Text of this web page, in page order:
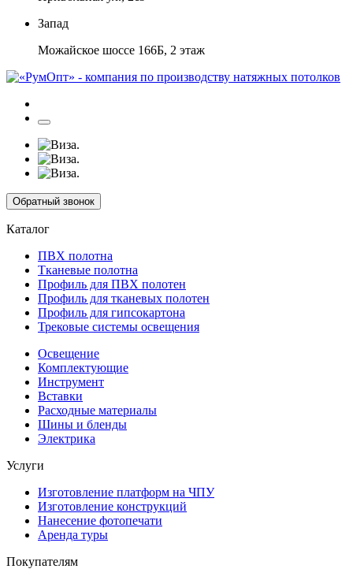
Запад
Можайское шоссе 166Б, 2 этаж
Обратный звонок
Каталог
ПВХ полотна
Тканевые полотна
Профиль для ПВХ полотен
Профиль для тканевых полотен
Профиль для гипсокартона
Трековые системы освещения
Освещение
Комплектующие
Инструмент
Вставки
Расходные материалы
Шины и бленды
Электрика
Услуги
Изготовление платформ на ЧПУ
Изготовление конструкций
Нанесение фотопечати
Аренда туры
Покупателям